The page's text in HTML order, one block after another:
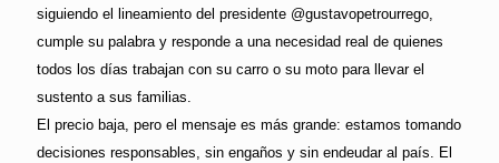
siguiendo el lineamiento del presidente @gustavopetrourrego,
cumple su palabra y responde a una necesidad real de quienes
todos los días trabajan con su carro o su moto para llevar el
sustento a sus familias.
El precio baja, pero el mensaje es más grande: estamos tomando
decisiones responsables, sin engaños y sin endeudar al país. El